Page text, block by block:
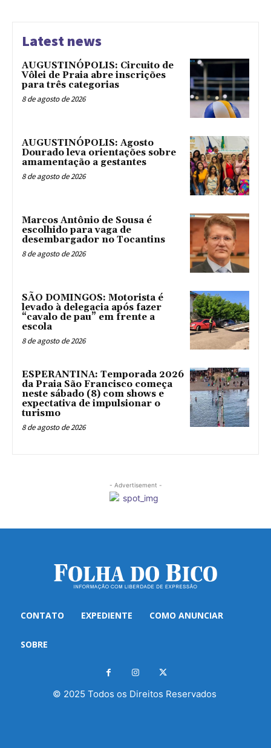
Latest news
AUGUSTINÓPOLIS: Circuito de
Vôlei de Praia abre inscrições
para três categorias
8 de agosto de 2026
AUGUSTINÓPOLIS: Agosto
Dourado leva orientações sobre
amamentação a gestantes
8 de agosto de 2026
Marcos Antônio de Sousa é
escolhido para vaga de
desembargador no Tocantins
8 de agosto de 2026
SÃO DOMINGOS: Motorista é
levado à delegacia após fazer
“cavalo de pau” em frente a
escola
8 de agosto de 2026
ESPERANTINA: Temporada 2026
da Praia São Francisco começa
neste sábado (8) com shows e
expectativa de impulsionar o
turismo
8 de agosto de 2026
- Advertisement -
CONTATO EXPEDIENTE COMO ANUNCIAR
SOBRE
© 2025 Todos os Direitos Reservados